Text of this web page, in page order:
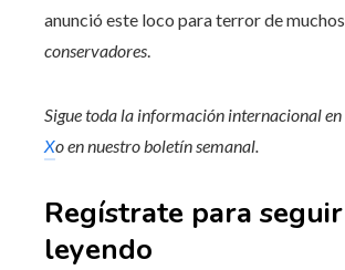
anunció este loco para terror de muchos.
conservadores
Sigue toda la información internacional en
Xo ennuestro boletín semanal
Regístrate para seguir
leyendo